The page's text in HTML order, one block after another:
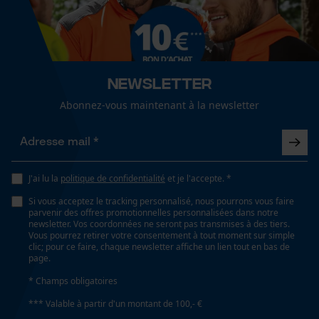
unisexe
bicolore
Ajustement
Relaxed Fit
Type de poche
Newsletter
Abonnez-vous maintenant à la newsletter
J'ai lu la politique de confidentialité et je l'accepte. *
Si vous acceptez le tracking personnalisé, nous pourrons vous faire
parvenir des offres promotionnelles personnalisées dans notre
newsletter. Vos coordonnées ne seront pas transmises à des tiers.
Vous pourrez retirer votre consentement à tout moment sur simple
clic; pour ce faire, chaque newsletter affiche un lien tout en bas de
page.
* Champs obligatoires
*** Valable à partir d'un montant de 100,- €
Cookies de performance et de
fonctionnalité
Salutation personnelle
Géo-IP et détection des
utilisateurs
Vidéos YouTube
Google Maps